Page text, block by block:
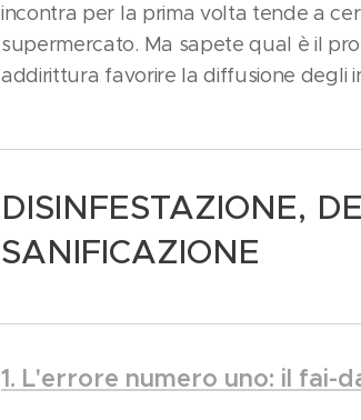
incontra per la prima volta tende a
supermercato. Ma sapete qual è il
addirittura favorire la diffusione degli
DISINFESTAZIONE,
SANIFICAZIONE
1. L'errore numero uno: il fai-